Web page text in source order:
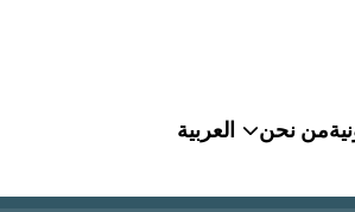
من نحن العربية